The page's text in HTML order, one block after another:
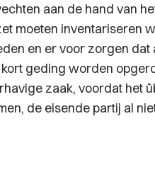
aan de hand van
moeten inventariseren
en er voor zorgen dat
geding worden
zaak, voordat het
de eisende partij al